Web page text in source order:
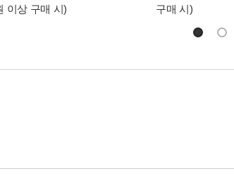
이상 구매 시)
구매 시)